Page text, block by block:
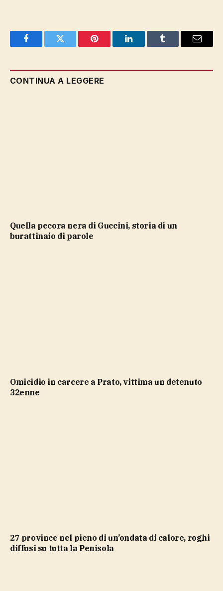
FacebookTwitter Pinterest LinkedInTumblr Email
CONTINUA A LEGGERE
Quella pecora nera di Guccini, storia di un
burattinaio di parole
Omicidio in carcere a Prato, vittima un detenuto
32enne
27 province nel pieno di un’ondata di calore, roghi
diffusi su tutta la Penisola